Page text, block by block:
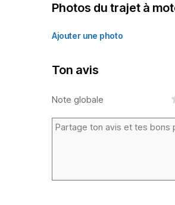
Photos du trajet à
Ajouter une photo
Ton avis
Note globale